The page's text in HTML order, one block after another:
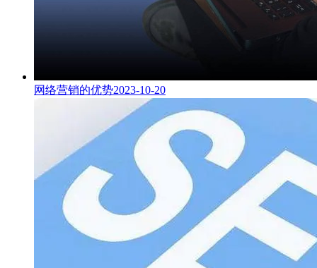
网络营销的优势2023-10-20